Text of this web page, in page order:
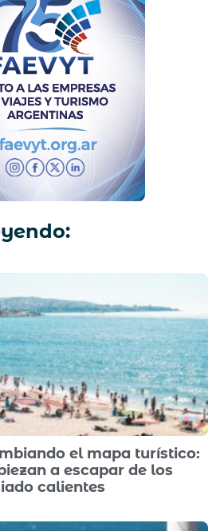
el mapa turístico:
a escapar de los
calientes